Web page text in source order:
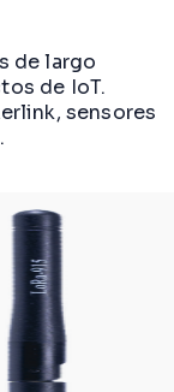
de largo
de IoT.
sensores